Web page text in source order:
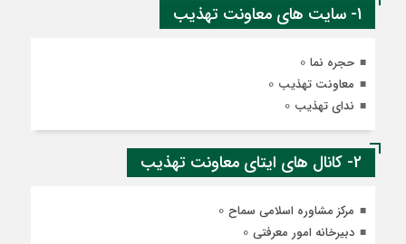
1- سایت های معاونت تهذیب
حجره نما
معاونت تهذیب
ندای تهذیب
2- کانال های ایتای معاونت تهذیب
مرکز مشاوره اسلامی سماح
دبیرخانه امور معرفتی